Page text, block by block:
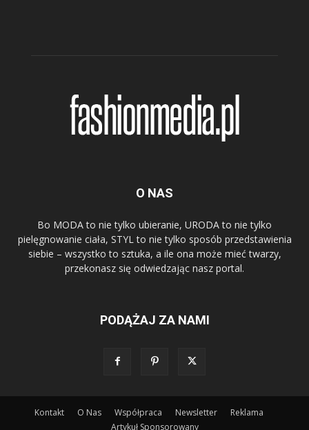
O NAS
Bo MODA to nie tylko ubieranie, URODA to nie tylko
pielęgnowanie ciała, STYL to nie tylko sposób przedstawienia
siebie – wszystko to sztuka, a ile ona może mieć twarzy,
przekonasz się odwiedzając nasz portal.
PODĄŻAJ ZA NAMI
Kontakt O Nas Współpraca Newsletter
Reklama
Artykuł Sponsorowany